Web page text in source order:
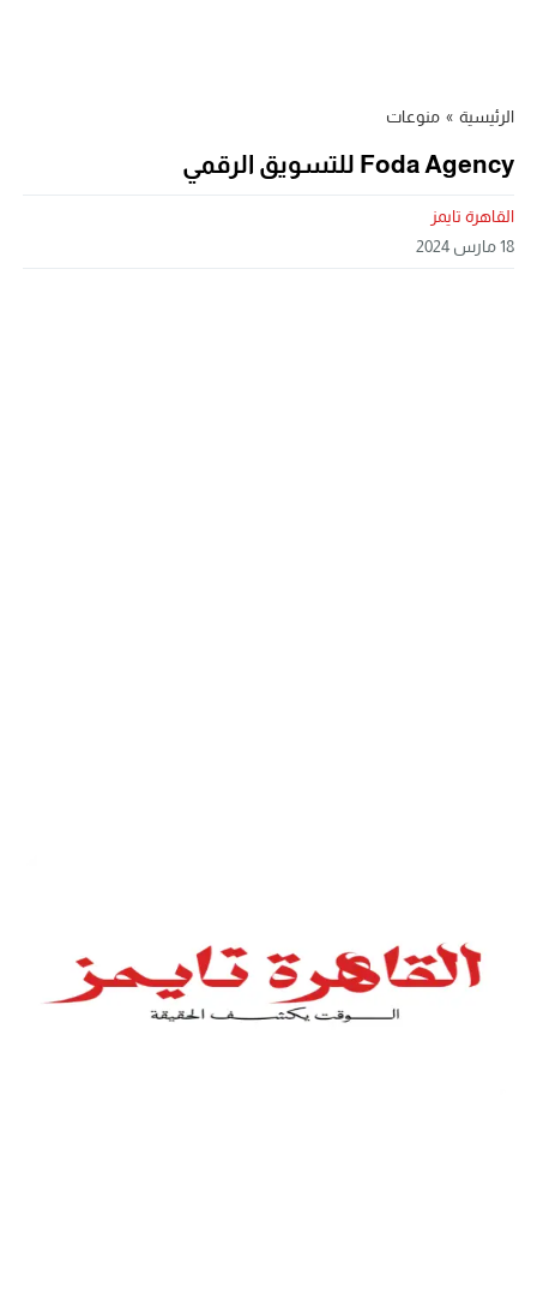
الرئيسية » منوعات
Foda Agency للتسويق الرقمي
القاهرة تايمز
18 مارس 2024